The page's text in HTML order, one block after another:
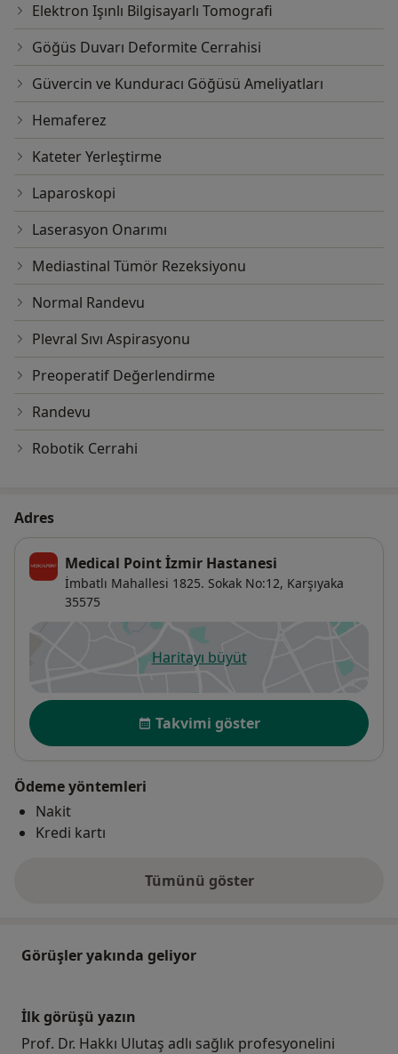
Elektron Işınlı Bilgisayarlı Tomografi
Göğüs Duvarı Deformite Cerrahisi
Güvercin ve Kunduracı Göğüsü Ameliyatları
Hemaferez
Kateter Yerleştirme
Laparoskopi
Laserasyon Onarımı
Mediastinal Tümör Rezeksiyonu
Normal Randevu
Plevral Sıvı Aspirasyonu
Preoperatif Değerlendirme
Randevu
Robotik Cerrahi
Adres
Medical Point İzmir Hastanesi
İmbatlı Mahallesi 1825. Sokak No:12, Karşıyaka
35575
Haritayı büyütyeni bir sekmede açılır
Uygunluk
Takvimi göster
Ödeme yöntemleri
Nakit
Kredi kartı
Tümünü göster
adres hakkında
Görüşler yakında geliyor
İlk görüşü yazın
Prof. Dr. Hakkı Ulutaş adlı sağlık profesyonelini